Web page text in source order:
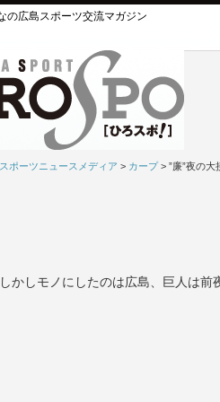
の広島スポーツ交流マガジン
ポーツニュースメディア > カープ> ”廉”夜の大
かしモノにしたのは広島、巨人は